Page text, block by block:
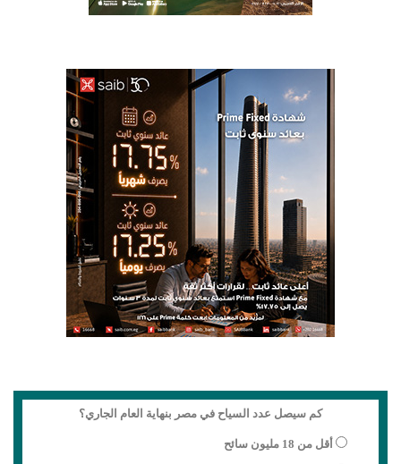
كم سيصل عدد السياح في مصر بنهاية العام الجاري؟
أقل من 18 مليون سائح